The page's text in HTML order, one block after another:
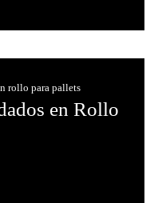
rollo para pallets
en Rollo